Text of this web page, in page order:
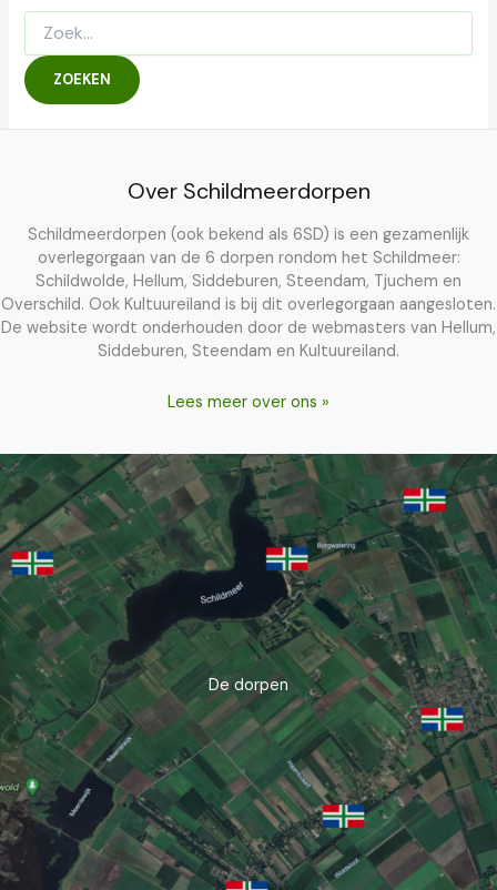
Zoek
naar:
Over Schildmeerdorpen
Schildmeerdorpen (ook bekend als 6SD) is een gezamenlijk
overlegorgaan van de 6 dorpen rondom het Schildmeer:
Schildwolde, Hellum, Siddeburen, Steendam, Tjuchem en
Overschild. Ook Kultuureiland is bij dit overlegorgaan aangesloten.
De website wordt onderhouden door de webmasters van Hellum,
Siddeburen, Steendam en Kultuureiland.
Lees meer over ons »
De dorpen